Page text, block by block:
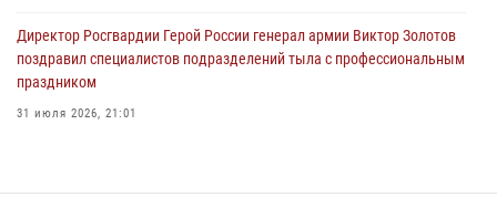
Директор Росгвардии Герой России генерал армии Виктор Золотов
поздравил специалистов подразделений тыла с профессиональным
праздником
31 июля 2026, 21:01